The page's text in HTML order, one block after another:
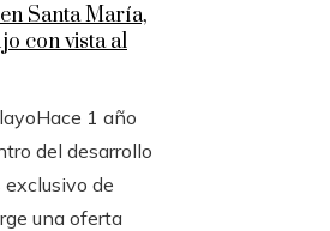
Santa María,
con vista al
Hace 1 año
del desarrollo
de
una oferta